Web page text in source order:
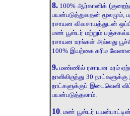
8. 100% ஆர்கானிக்
பயன்படுத்துவதன் மூலமும்
ரசாயன விவசாயத்துடன்
மண் பூஸ்டர் மற்றும்
ரசாயன உரங்கள் அல்லது
100% இயற்கை கரிம
9. மண்ணில் ரசாயன உரம்
நாளிலிருந்து 30
நாட்களுக்குப் இடைவெளி
பயன்படுத்தலாம்.
10 மண் பூஸ்டர்